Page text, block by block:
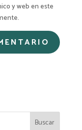
y web en este
Buscar